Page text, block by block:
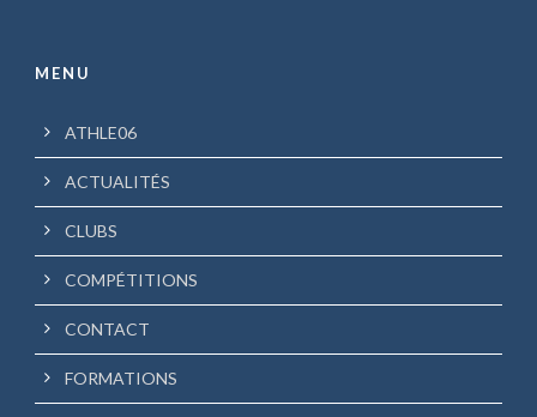
MENU
ATHLE06
ACTUALITÉS
CLUBS
COMPÉTITIONS
CONTACT
FORMATIONS